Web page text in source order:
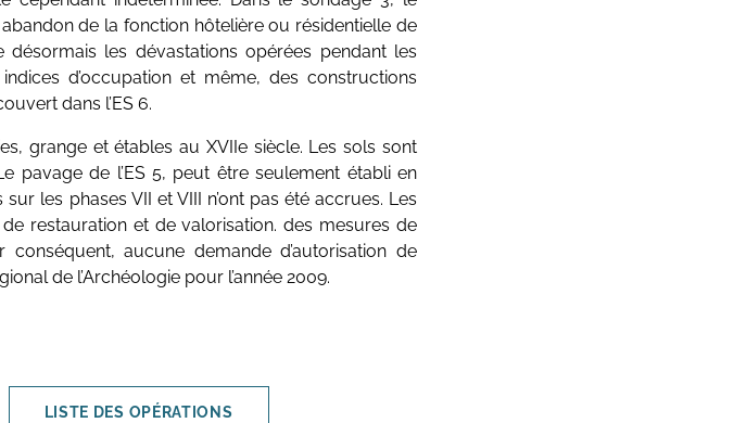
de la fonction hôtelière ou résidentielle de
désormais les dévastations opérées pendant les
d’occupation et même, des constructions
dans l’ES 6.
grange et étables au XVIIe siècle. Les sols sont
pavage de l’ES 5, peut être seulement établi en
les phases VII et VIII n’ont pas été accrues. Les
restauration et de valorisation. des mesures de
aucune demande d’autorisation de
de l’Archéologie pour l’année 2009.
LISTE DES OPÉRATIONS